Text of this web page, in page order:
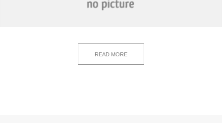
READ MORE